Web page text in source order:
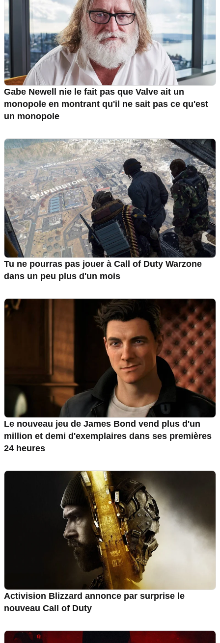
Gabe Newell nie le fait pas que Valve ait un
monopole en montrant qu'il ne sait pas ce qu'est
un monopole
Tu ne pourras pas jouer à Call of Duty Warzone
dans un peu plus d'un mois
Le nouveau jeu de James Bond vend plus d'un
million et demi d'exemplaires dans ses premières
24 heures
Activision Blizzard annonce par surprise le
nouveau Call of Duty